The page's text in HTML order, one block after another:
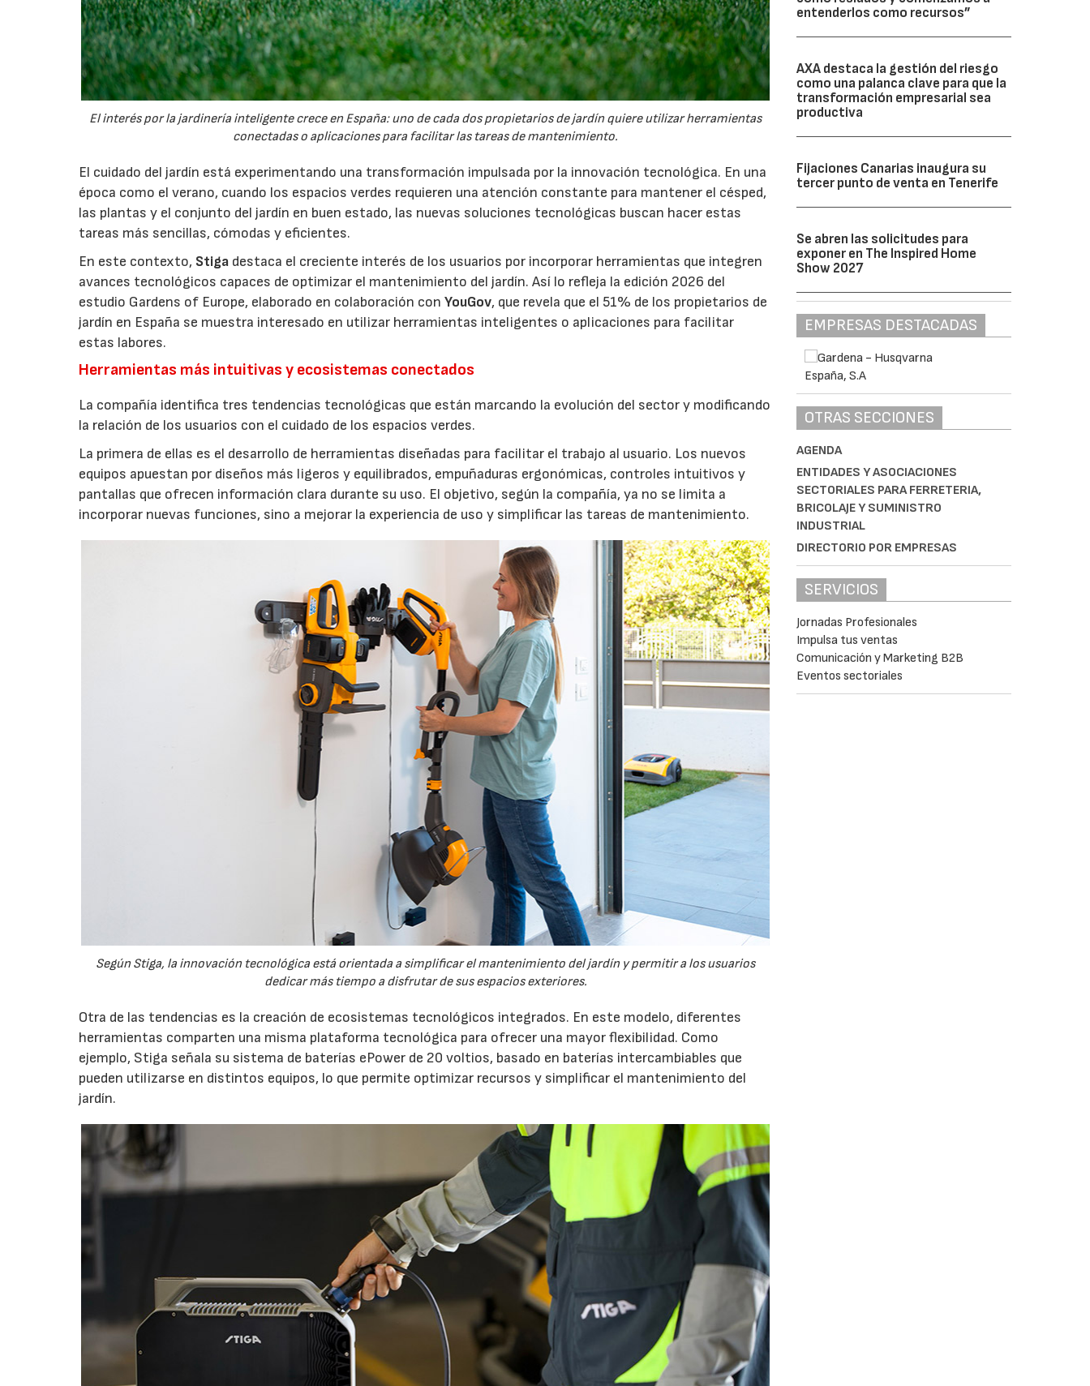
El interés por la jardinería inteligente crece en España: uno de cada dos propietarios de jardín quiere utilizar herramientas
conectadas o aplicaciones para facilitar las tareas de mantenimiento.
El cuidado del jardín está experimentando una transformación impulsada por la innovación tecnológica. En una
época como el verano, cuando los espacios verdes requieren una atención constante para mantener el césped,
las plantas y el conjunto del jardín en buen estado, las nuevas soluciones tecnológicas buscan hacer estas
tareas más sencillas, cómodas y eficientes.
En este contexto, Stiga destaca el creciente interés de los usuarios por incorporar herramientas que integren
avances tecnológicos capaces de optimizar el mantenimiento del jardín. Así lo refleja la edición 2026 del
estudio Gardens of Europe, elaborado en colaboración conYouGov, que revela que el 51% de los propietarios de
jardín en España se muestra interesado en utilizar herramientas inteligentes o aplicaciones para facilitar
estas labores.
Herramientas más intuitivas y ecosistemas conectados
La compañía identifica tres tendencias tecnológicas que están marcando la evolución del sector y modificando
la relación de los usuarios con el cuidado de los espacios verdes.
La primera de ellas es el desarrollo de herramientas diseñadas para facilitar el trabajo al usuario. Los nuevos
equipos apuestan por diseños más ligeros y equilibrados, empuñaduras ergonómicas, controles intuitivos y
pantallas que ofrecen información clara durante su uso. El objetivo, según la compañía, ya no se limita a
incorporar nuevas funciones, sino a mejorar la experiencia de uso y simplificar las tareas de mantenimiento.
Según Stiga, la innovación tecnológica está orientada a simplificar el mantenimiento del jardín y permitir a los usuarios
dedicar más tiempo a disfrutar de sus espacios exteriores.
Otra de las tendencias es la creación de ecosistemas tecnológicos integrados. En este modelo, diferentes
herramientas comparten una misma plataforma tecnológica para ofrecer una mayor flexibilidad. Como
ejemplo, Stiga señala su sistema de baterías ePower de 20 voltios, basado en baterías intercambiables que
pueden utilizarse en distintos equipos, lo que permite optimizar recursos y simplificar el mantenimiento del
jardín.
entenderlos como recursos”
AXA destaca la gestión del riesgo
como una palanca clave para que la
transformación empresarial sea
productiva
Fijaciones Canarias inaugura su
tercer punto de venta en Tenerife
Se abren las solicitudes para
exponer en The Inspired Home
Show 2027
EMPRESAS DESTACADAS
OTRAS SECCIONES
AGENDA
ENTIDADES Y ASOCIACIONES
SECTORIALES PARA FERRETERIA,
BRICOLAJE Y SUMINISTRO
INDUSTRIAL
DIRECTORIO POR EMPRESAS
SERVICIOS
Jornadas Profesionales
Impulsa tus ventas
Comunicación y Marketing B2B
Eventos sectoriales